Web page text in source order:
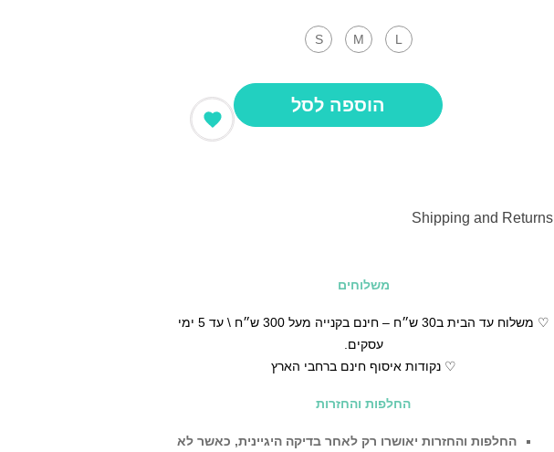
L
M
S
הוספה לסל
Shipping and Returns
משלוחים
♡ משלוח עד הבית ב30 ש״ח – חינם בקנייה מעל 300 ש״ח \ עד 5 ימי
עסקים.
♡ נקודות איסוף חינם ברחבי הארץ
החלפות והחזרות
החלפות והחזרות יאושרו רק לאחר בדיקה היגיינית, כאשר לא